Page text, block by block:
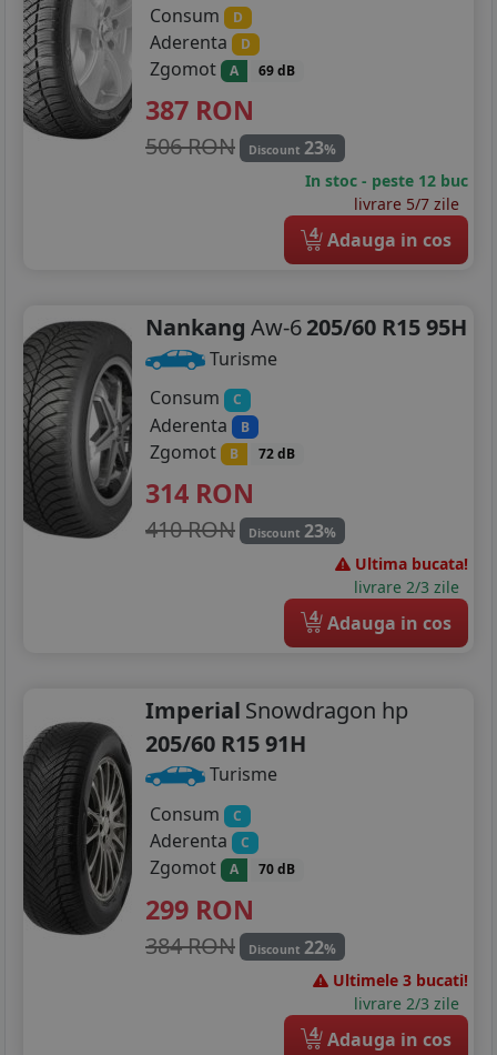
Consum
D
Aderenta D
Zgomot A 69 dB
387 RON
506 RON Discount 23%
In stoc - peste 12 buc
livrare 5/7 zile
4 Adauga in cos
Nankang Aw-6205/60 R15 95H
Turisme
Consum
C
Aderenta B
Zgomot B 72 dB
314 RON
410 RON Discount 23%
Ultima bucata!
livrare 2/3 zile
4 Adauga in cos
Imperial Snowdragon hp
205/60 R15 91H
Turisme
Consum
C
Aderenta C
Zgomot A 70 dB
299 RON
384 RON Discount 22%
Ultimele 3 bucati!
livrare 2/3 zile
4 Adauga in cos